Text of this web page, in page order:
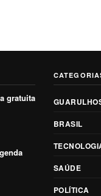
gratuita
BRASIL
SAÚDE
POLÍTICA